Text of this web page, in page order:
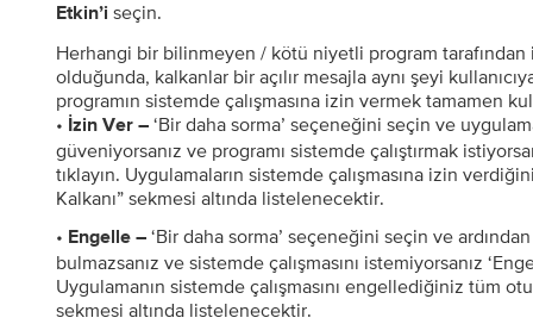
Etkin’i seçin.
Herhangi bir bilinmeyen / kötü niyetli program
olduğunda, kalkanlar bir açılır mesajla aynı şeyi
programın sistemde çalışmasına izin vermek tamamen
• İzin Ver – ‘Bir daha sorma’ seçeneğini seçin ve
güveniyorsanız ve programı sistemde çalıştırmak
tıklayın. Uygulamaların sistemde çalışmasına izin
Kalkanı” sekmesi altında listelenecektir.
• Engelle – ‘Bir daha sorma’ seçeneğini seçin ve
bulmazsanız ve sistemde çalışmasını istemiyorsanız
Uygulamanın sistemde çalışmasını engellediğiniz tüm
sekmesi altında listelenecektir.